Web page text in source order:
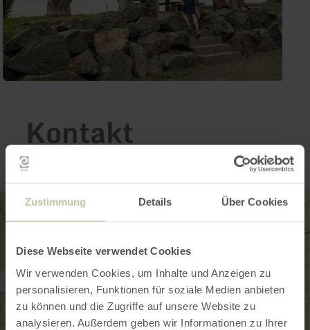
Zustimmung Details Über Cookies
Diese Webseite verwendet Cookies
Wir verwenden Cookies, um Inhalte und Anzeigen zu
personalisieren, Funktionen für soziale Medien anbieten
zu können und die Zugriffe auf unsere Website zu
analysieren. Außerdem geben wir Informationen zu Ihrer
Kontakt